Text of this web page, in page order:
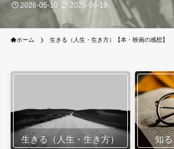
2026-05-10 2026-06-19
ホーム 生きる（人生・生き方）【本・映画の感想】
生きる（人生・生き方） 知